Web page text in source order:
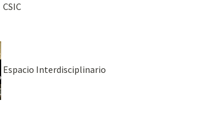
CSIC
Espacio Interdisciplinario